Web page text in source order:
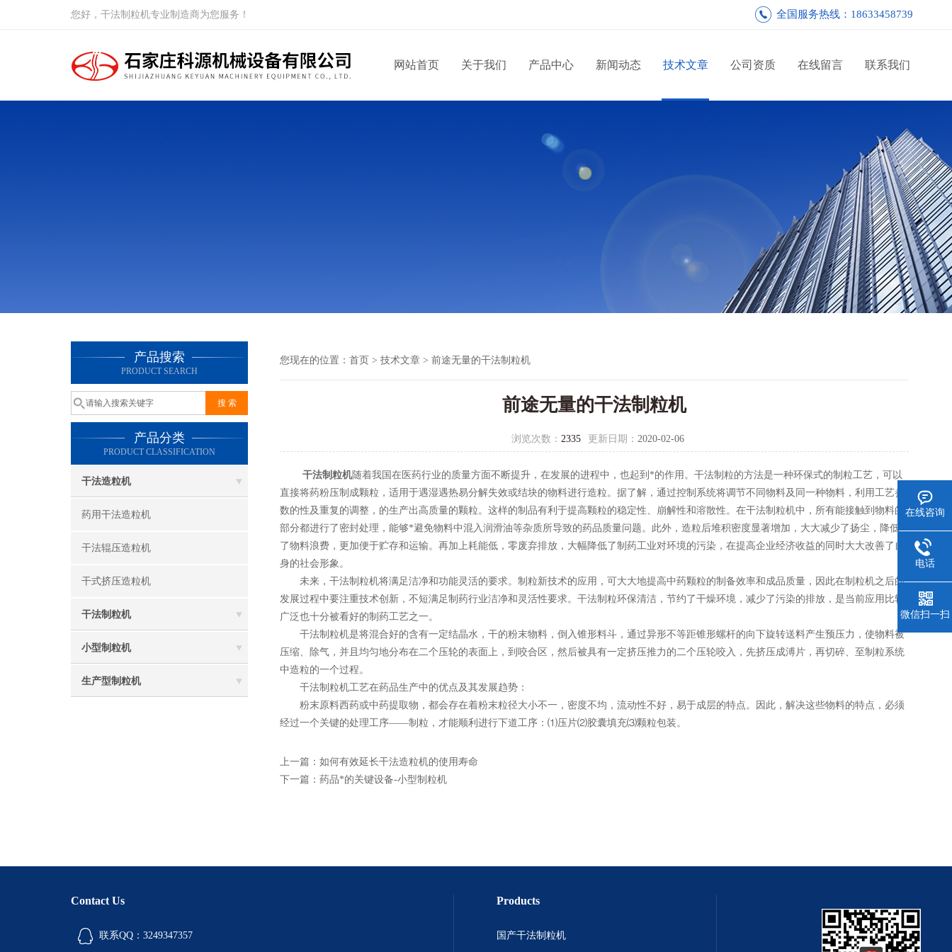
您好，干法制粒机专业制造商为您服务！ 全国服务热线：18633458739
网站首页 关于我们 产品中心 新闻动态 技术文章 公司资质 在线留言 联系我们
产品搜索
PRODUCT SEARCH
产品分类
PRODUCT CLASSIFICATION
干法造粒机
药用干法造粒机
干法辊压造粒机
干式挤压造粒机
干法制粒机
小型制粒机
生产型制粒机
您现在的位置： 首页 > 技术文章 > 前途无量的干法制粒机
前途无量的干法制粒机
浏览次数： 2335 更新日期： 2020-02-06
干法制粒机随着我国在医药行业的质量方面不断提升，在发展的进程中，也起到*的作用。干法制粒的方法是一种环保式的制粒工艺，可以
直接将药粉压制成颗粒，适用于遇湿遇热易分解失效或结块的物料进行造粒。据了解，通过控制系统将调节不同物料及同一种物料，利用工艺参
数的性及重复的调整，的生产出高质量的颗粒。这样的制品有利于提高颗粒的稳定性、崩解性和溶散性。在干法制粒机中，所有能接触到物料的
部分都进行了密封处理，能够*避免物料中混入润滑油等杂质所导致的药品质量问题。此外，造粒后堆积密度显著增加，大大减少了扬尘，降低
了物料浪费，更加便于贮存和运输。再加上耗能低，零废弃排放，大幅降低了制药工业对环境的污染，在提高企业经济收益的同时大大改善了自
身的社会形象。
未来，干法制粒机将满足洁净和功能灵活的要求。制粒新技术的应用，可大大地提高中药颗粒的制备效率和成品质量，因此在制粒机之后的
发展过程中要注重技术创新，不短满足制药行业洁净和灵活性要求。干法制粒环保清洁，节约了干燥环境，减少了污染的排放，是当前应用比较
广泛也十分被看好的制药工艺之一。
干法制粒机是将混合好的含有一定结晶水，干的粉末物料，倒入锥形料斗，通过异形不等距锥形螺杆的向下旋转送料产生预压力，使物料被
压缩、除气，并且均匀地分布在二个压轮的表面上，到咬合区，然后被具有一定挤压推力的二个压轮咬入，先挤压成溥片，再切碎、至制粒系统
中造粒的一个过程。
干法制粒机工艺在药品生产中的优点及其发展趋势：
粉末原料西药或中药提取物，都会存在着粉末粒径大小不一，密度不均，流动性不好，易于成层的特点。因此，解决这些物料的特点，必须
经过一个关键的处理工序——制粒，才能顺利进行下道工序：⑴压片⑵胶囊填充⑶颗粒包装。
上一篇： 如何有效延长干法造粒机的使用寿命
下一篇： 药品*的关键设备-小型制粒机
Contact Us
联系QQ：3249347357
Products
国产干法制粒机
在线咨询
电话
微信扫一扫